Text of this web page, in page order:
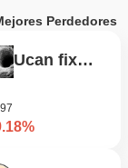
Perdedores
Ucan fix life in1day